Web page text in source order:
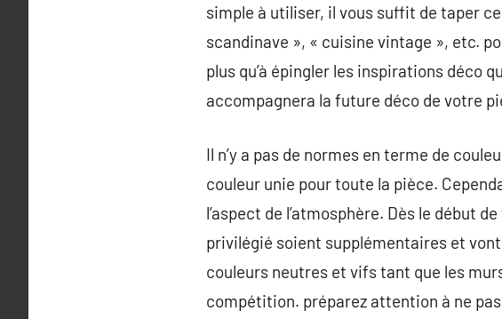
simple à utiliser, il vous suffit de taper
scandinave », « cuisine vintage », etc.
plus qu’à épingler les inspirations déco
accompagnera la future déco de votre
Il n’y a pas de normes en terme de
couleur unie pour toute la pièce.
l’aspect de l’atmosphère. Dès le début
privilégié soient supplémentaires et
couleurs neutres et vifs tant que les
compétition. préparez attention à ne